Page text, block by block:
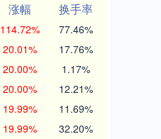
涨幅
换手率
114.72% 77.46%
20.01% 17.76%
20.00% 1.17%
20.00% 12.21%
19.99% 11.69%
19.99% 32.20%